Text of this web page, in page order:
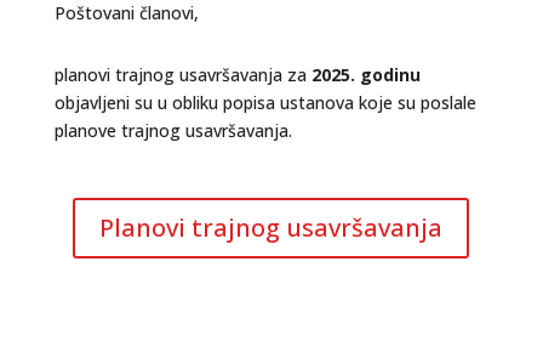
Poštovani članovi,
planovi trajnog usavršavanja za 2025. godinu
objavljeni su u obliku popisa ustanova koje su poslale
planove trajnog usavršavanja.
Planovi trajnog usavršavanja